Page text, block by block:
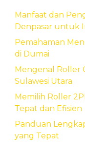
Manfaat dan
Denpasar untuk
Pemahaman
di Dumai
Mengenal Roller
Sulawesi Utara
Memilih Roller
Tepat dan Efisien
Panduan
yang Tepat